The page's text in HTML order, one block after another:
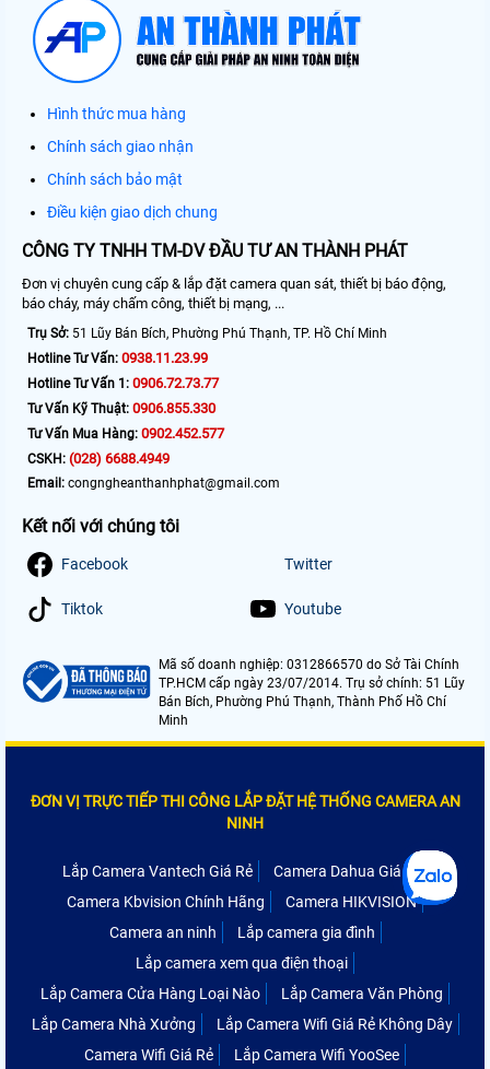
Hình thức mua hàng
Chính sách giao nhận
Chính sách bảo mật
Điều kiện giao dịch chung
CÔNG TY TNHH TM-DV ĐẦU TƯ AN THÀNH PHÁT
Đơn vị chuyên cung cấp & lắp đặt camera quan sát, thiết bị báo động,
báo cháy, máy chấm công, thiết bị mạng, ...
Trụ Sở: 51 Lũy Bán Bích, Phường Phú Thạnh, TP. Hồ Chí Minh
Hotline Tư Vấn: 0938.11.23.99
Hotline Tư Vấn 1: 0906.72.73.77
Tư Vấn Kỹ Thuật: 0906.855.330
Tư Vấn Mua Hàng: 0902.452.577
CSKH: (028) 6688.4949
Email: congngheanthanhphat@gmail.com
Kết nối với chúng tôi
Facebook Twitter
Tiktok Youtube
Mã số doanh nghiệp: 0312866570 do Sở Tài Chính
TP.HCM cấp ngày 23/07/2014. Trụ sở chính: 51 Lũy
Bán Bích, Phường Phú Thạnh, Thành Phố Hồ Chí
Minh
ĐƠN VỊ TRỰC TIẾP THI CÔNG LẮP ĐẶT HỆ THỐNG CAMERA AN
NINH
Lắp Camera Vantech Giá Rẻ
Camera Dahua Giá Rẻ
Camera Kbvision Chính Hãng
Camera HIKVISION
Camera an ninh
Lắp camera gia đình
Lắp camera xem qua điện thoại
Lắp Camera Cửa Hàng Loại Nào
Lắp Camera Văn Phòng
Lắp Camera Nhà Xưởng
Lắp Camera Wifi Giá Rẻ Không Dây
Camera Wifi Giá Rẻ
Lắp Camera Wifi YooSee